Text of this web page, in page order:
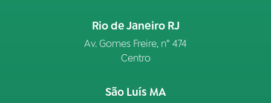
Rio de Janeiro RJ
Av. Gomes Freire, n° 474
Centro
São Luís MA